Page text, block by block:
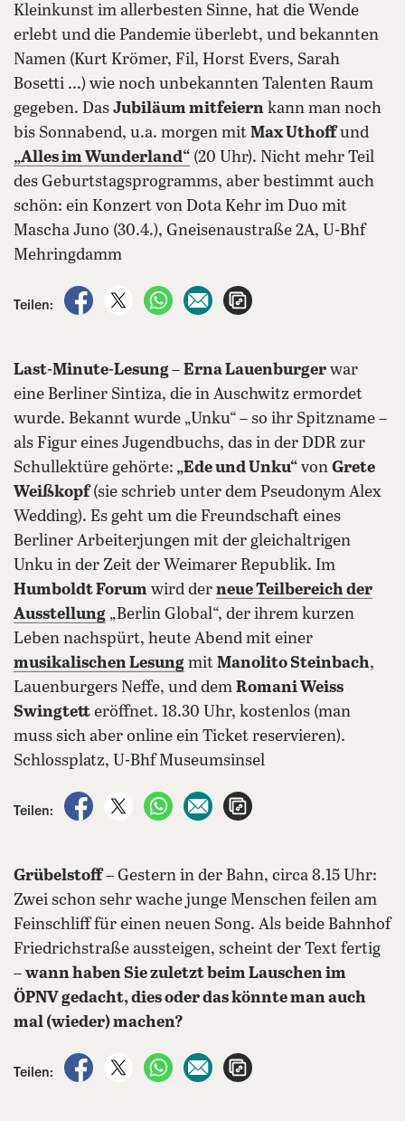
Kleinkunst im allerbesten Sinne, hat die Wende
erlebt und die Pandemie überlebt, und bekannten
Namen (Kurt Krömer, Fil, Horst Evers, Sarah
Bosetti ...) wie noch unbekannten Talenten Raum
gegeben. Das Jubiläum mitfeiern kann man noch
bis Sonnabend, u.a. morgen mit Max Uthoffund
„Alles im Wunderland“ (20 Uhr). Nicht mehr Teil
des Geburtstagsprogramms, aber bestimmt auch
schön: ein Konzert von Dota Kehr im Duo mit
Mascha Juno (30.4.), Gneisenaustraße 2A, U-Bhf
Mehringdamm
Teilen:
auf Facebook teilen
auf X teilenper WhatsApp teilen
per E-Mail teilen
Last-Minute-Lesung– Erna Lauenburger war
eine Berliner Sintiza, die in Auschwitz ermordet
wurde. Bekannt wurde „Unku“ – so ihr Spitzname –
als Figur eines Jugendbuchs, das in der DDR zur
Schullektüre gehörte: „Ede und Unku“ von Grete
Weißkopf(sie schrieb unter dem Pseudonym Alex
Wedding). Es geht um die Freundschaft eines
Berliner Arbeiterjungen mit der gleichaltrigen
Unku in der Zeit der Weimarer Republik. Im
Humboldt Forum wird der neue Teilbereich der
Ausstellung „Berlin Global“, der ihrem kurzen
Leben nachspürt, heute Abend mit einer
musikalischen Lesung mit Manolito Steinbach,
Lauenburgers Neffe, und dem Romani Weiss
Swingtett eröffnet. 18.30 Uhr, kostenlos (man
muss sich aber online ein Ticket reservieren).
Schlossplatz, U-Bhf Museumsinsel
Teilen:
auf Facebook teilen
auf X teilenper WhatsApp teilen
per E-Mail teilen
Grübelstoff– Gestern in der Bahn, circa 8.15 Uhr:
Zwei schon sehr wache junge Menschen feilen am
Feinschliff für einen neuen Song. Als beide Bahnhof
Friedrichstraße aussteigen, scheint der Text fertig
– wann haben Sie zuletzt beim Lauschen im
ÖPNV gedacht, dies oder das könnte man auch
mal (wieder) machen?
Teilen:
auf Facebook teilen
auf X teilenper WhatsApp teilen
per E-Mail teilen